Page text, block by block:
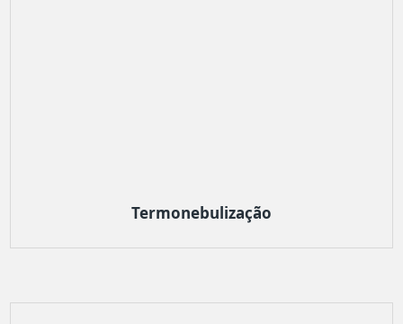
Termonebulização